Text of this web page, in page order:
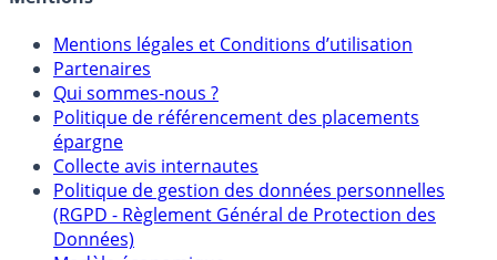
Mentions
Mentions légales et Conditions d’utilisation
Partenaires
Qui sommes-nous ?
Politique de référencement des placements
épargne
Collecte avis internautes
Politique de gestion des données personnelles